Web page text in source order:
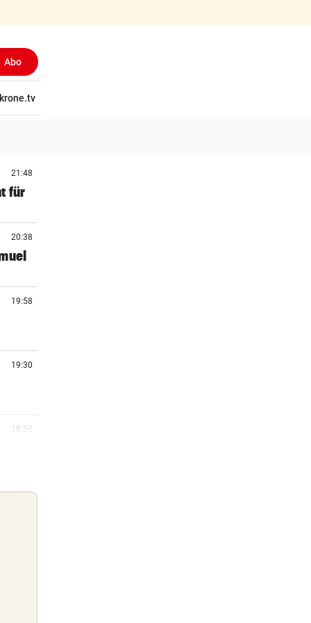
Abo
krone.tv
21:48
für
20:38
19:58
19:30
18:58
18:57